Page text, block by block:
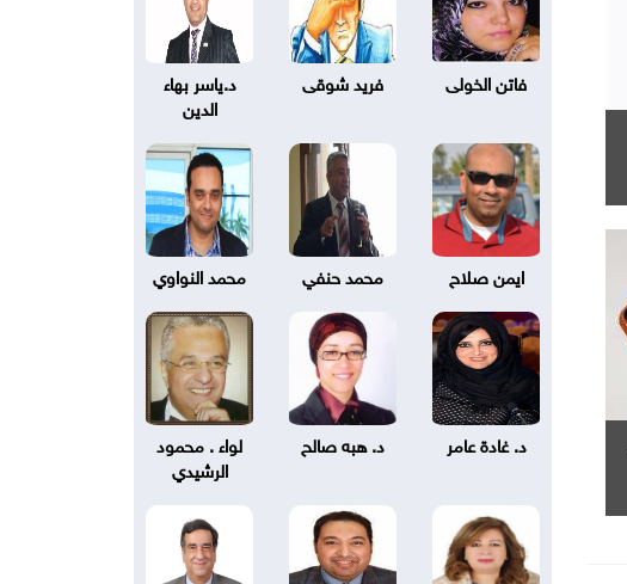
فاتن الخولى فريد شوقى
د.ياسر بهاء
الدين
ايمن صلاح محمد حنفي محمد النواوي
د. غادة عامر د. هبه صالح
لواء . محمود
الرشيدي